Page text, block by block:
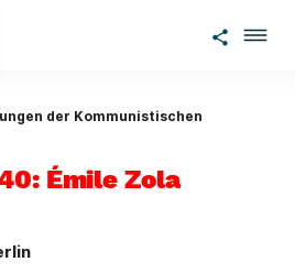
der Kommunistischen
Émile Zola